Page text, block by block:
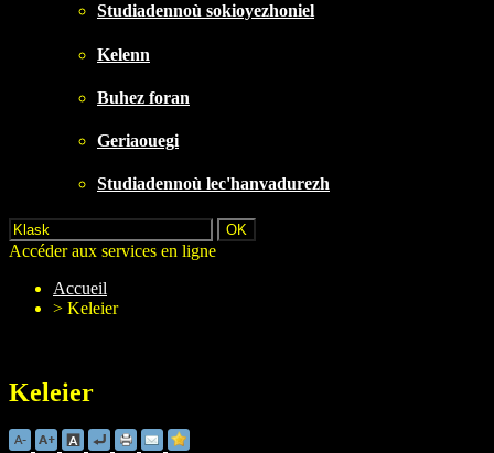
Studiadennoù sokioyezhoniel
Kelenn
Buhez foran
Geriaouegi
Studiadennoù lec'hanvadurezh
Accéder aux services en ligne
Accueil
> Keleier
Keleier